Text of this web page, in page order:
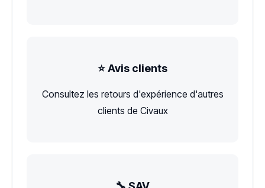
⭐ Avis clients
Consultez les retours d'expérience d'autres
clients de Civaux